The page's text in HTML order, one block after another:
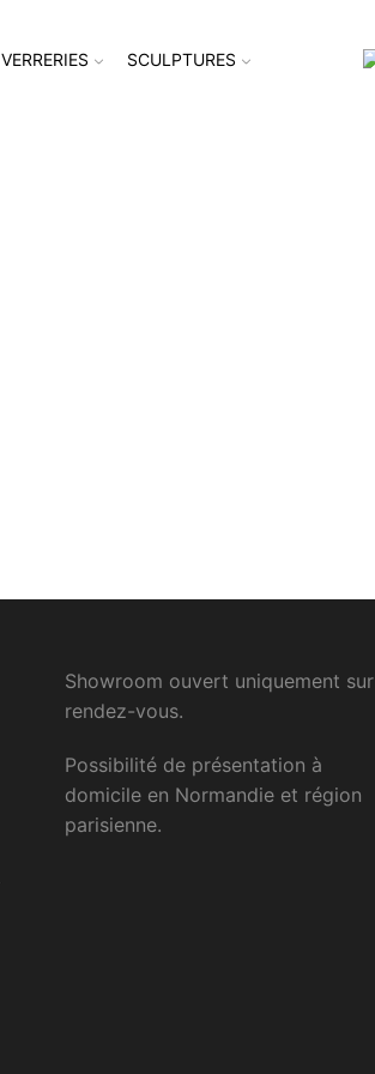
VERRERIES SCULPTURES
Showroom ouvert uniquement sur
rendez-vous.
Possibilité de présentation à
domicile en Normandie et région
parisienne.